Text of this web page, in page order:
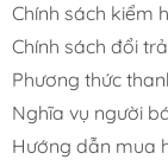
Chính sách kiểm
Chính sách đổi
Phương thức
Nghĩa vụ người
Hướng dẫn mua